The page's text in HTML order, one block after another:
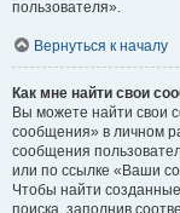
пользователя».
Вернуться к началу
Как мне найти свои
Вы можете найти свои
сообщения» в личном
сообщения
или по ссылке «Ваши
Чтобы найти
поиска, заполнив